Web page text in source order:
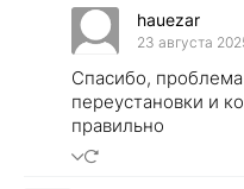
hauezar
23 августа
Спасибо,
переустановки и
правильно